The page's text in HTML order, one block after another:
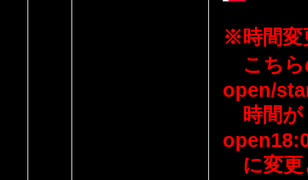
※時間変
こちら
open/
時間が
に変更